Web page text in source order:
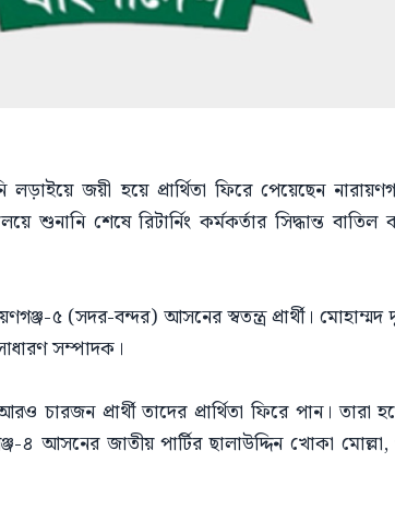
জয়ী হয়ে প্রার্থিতা ফিরে পেয়েছেন
শুনানি শেষে রিটার্নিং কর্মকর্তার সিদ্ধান্ত
৫ (সদর-বন্দর) আসনের স্বতন্ত্র প্রার্থী।
সম্পাদক।
প্রার্থী তাদের প্রার্থিতা ফিরে পান।
৪ আসনের জাতীয় পার্টির ছালাউদ্দিন খোকা